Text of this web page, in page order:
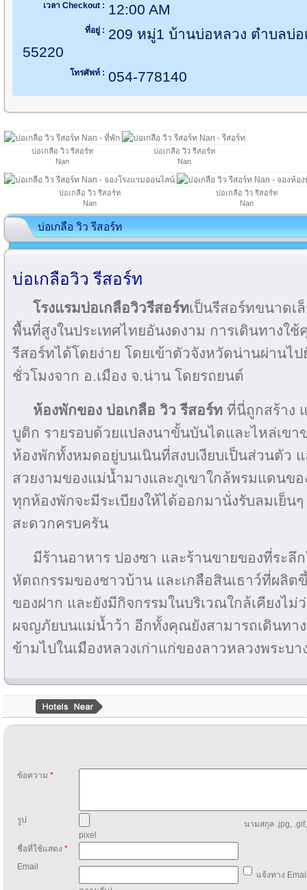
เวลา Checkout : 12:00 AM
ที่อยู่ : 209 หมู่1 บ้านบ่อหลวง ตำบลบ่อ
55220
โทรศัพท์ : 054-778140
บ่อเกลือ วิว รีสอร์ท
Nan
บ่อเกลือ วิว รีสอร์ท
Nan
บ่อเกลือ วิว รีสอร์ท
Nan
บ่อเกลือ วิว รีสอร์ท
Nan
บ่อเกลือ วิว รีสอร์ท
บ่อเกลือวิว รีสอร์ท
โรงแรมบ่อเกลือวิวรีสอร์ทเป็นรีสอร์ทขนาดเ
พื้นที่สูงในประเทศไทยอันงดงาม การเดินทางใ
รีสอร์ทได้โดยง่าย โดยเข้าตัวจังหวัดน่านผ่านไ
ชั่วโมงจาก อ.เมือง จ.น่าน โดยรถยนต์
ห้องพักของ บ่อเกลือ วิว รีสอร์ท ที่นี่ถูกสร้าง
บูติก รายรอบด้วยแปลงนาขั้นบันไดและไหล่เข
ห้องพักทั้งหมดอยู่บนเนินที่สงบเงียบเป็นส่วนตัว
สวยงามของแม่น้ำมางและภูเขาใกล้พรมแดนขอ
ทุกห้องพักจะมีระเบียงให้ได้ออกมานั่งรับลมเย็น
สะดวกครบครัน
มีร้านอาหาร ปองซา และร้านขายของที่ระลึ
หัตถกรรมของชาวบ้าน และเกลือสินเธาว์ที่ผลิต
ของฝาก และยังมีกิจกรรมในบริเวณใกล้เคียงไม่
ผจญภัยบนแม่น้ำว้า อีกทั้งคุณยังสามารถเดินทา
ข้ามไปในเมืองหลวงเก่าแก่ของลาวหลวงพระบ
ข้อความ *
รูป
นามสกุล .jpg,
pixel
ชื่อที่ใช้แสดง *
Email
แจ้งทาง